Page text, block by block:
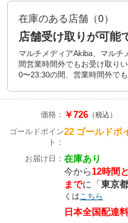
在庫のある店舗（0）
店舗受け取りが可能
マルチメディアAkiba、マルチ
間営業時間外でもお受け取り
0〜23:30の間、営業時間外で
価格： ￥726 （税込）
ゴールドポイン
ト：
22 ゴールドポ
お届け日： 在庫あり
今から12時間
までに 「 東京
くは こちら
日本全国配達